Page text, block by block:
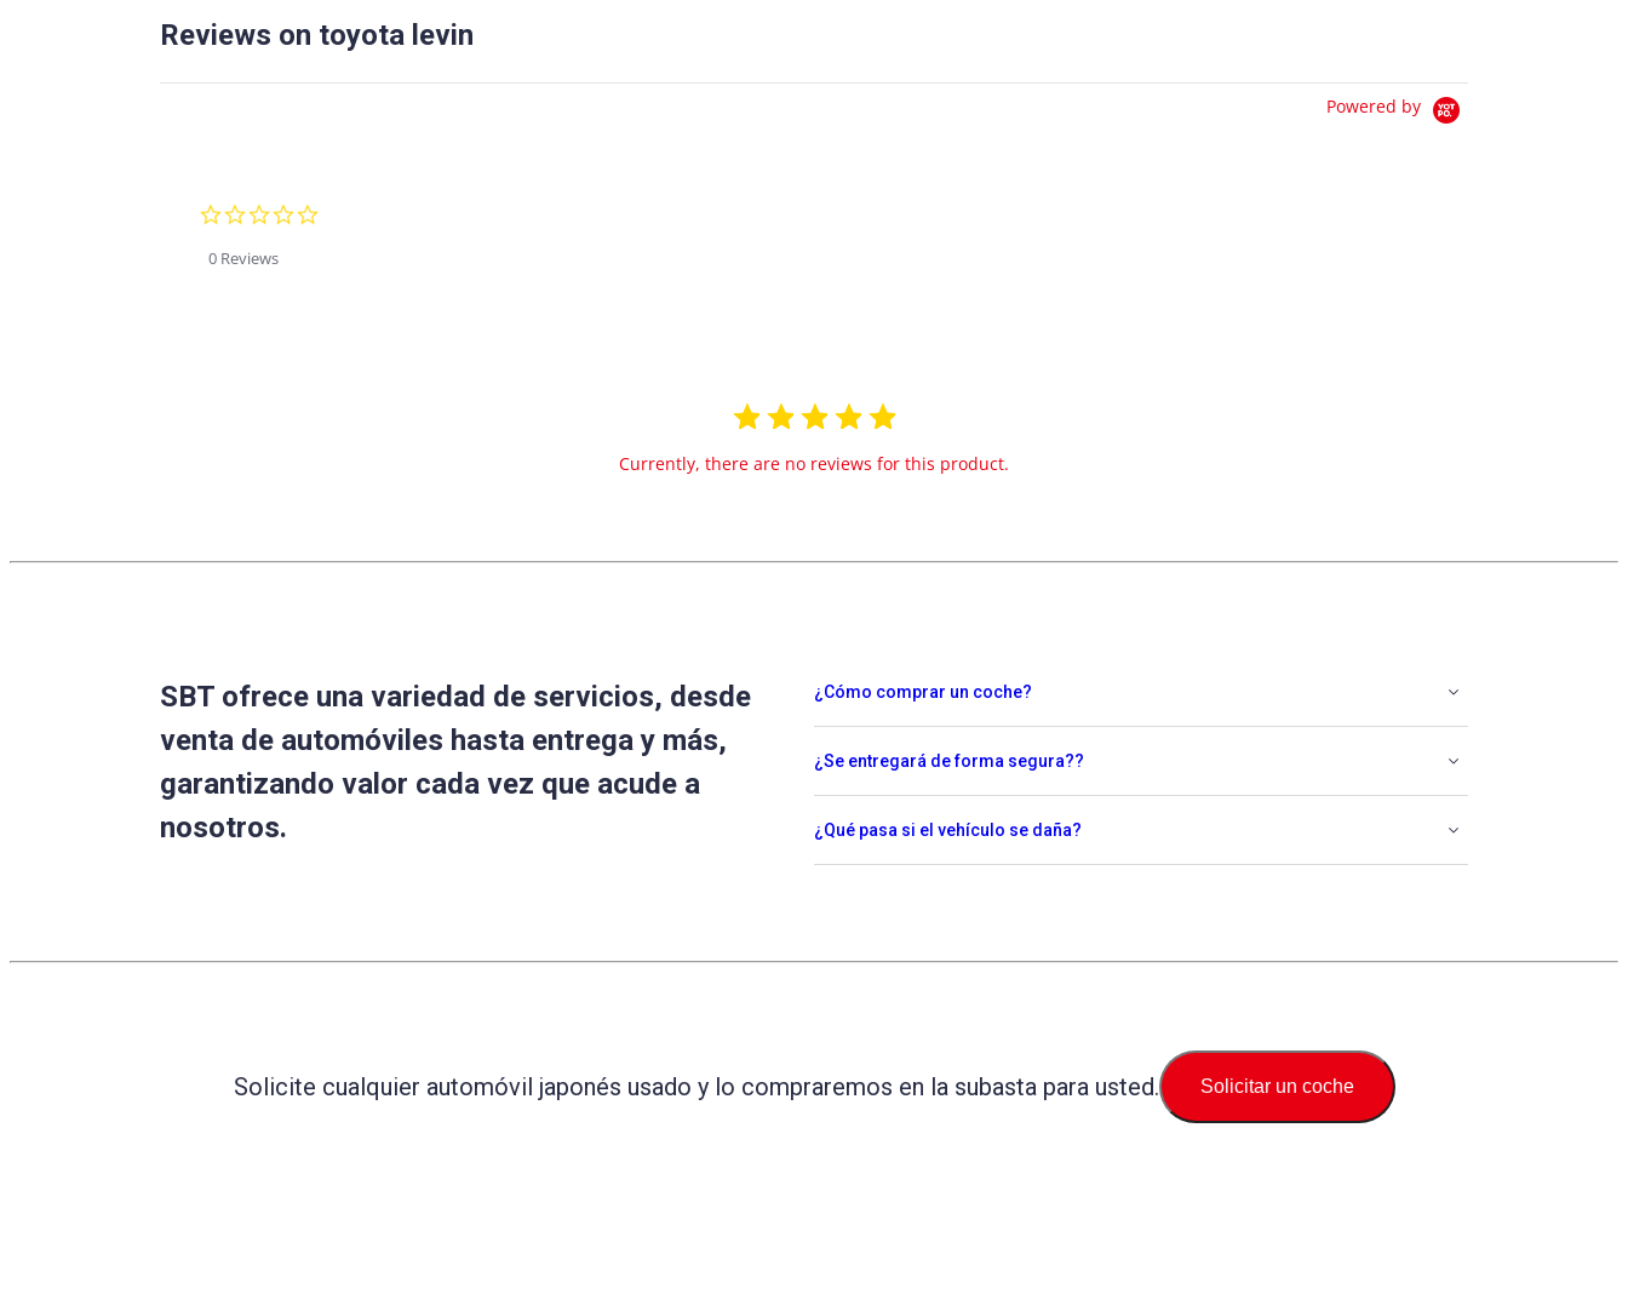
Reviews on toyota levin
Powered by
0 Reviews
Currently, there are no reviews for this product.
SBT ofrece una variedad de servicios, desde
venta de automóviles hasta entrega y más,
garantizando valor cada vez que acude a
nosotros.
¿Cómo comprar un coche?
¿Se entregará de forma segura??
¿Qué pasa si el vehículo se daña?
Solicite cualquier automóvil japonés usado y lo compraremos en la subasta para usted. Solicitar un coche